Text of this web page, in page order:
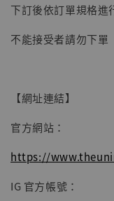
NT$ 4,980
NT$ 5,300
下訂後依訂單規格進
不能接受者請勿下單
【網址連結】
官方網站：
https://
IG 官方帳號：